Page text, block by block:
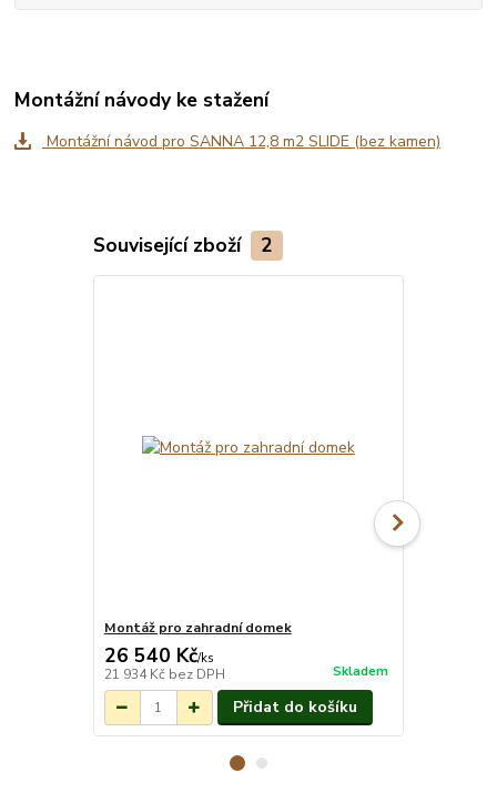
Montážní návody ke stažení
Montážní návod pro SANNA 12,8 m2 SLIDE (bez kamen)
Související zboží 2
Montáž pro zahradní domek
26 540 Kč/ks
21 934 Kč bez DPH Skladem
Přidat do košíku